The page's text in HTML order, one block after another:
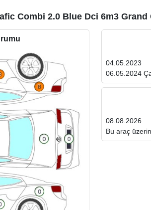
Combi 2.0 Blue Dci 6m3
04.05.2023
06.05.2024
08.08.2026
Bu araç